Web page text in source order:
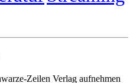
Zeilen Verlag aufnehmen